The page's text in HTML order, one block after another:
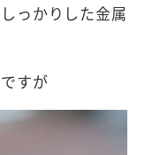
っかりした金属
すが